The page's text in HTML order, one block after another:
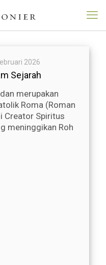
2026
Sejarah
merupakan
Roma (Roman
Creator Spiritus
meninggikan Roh